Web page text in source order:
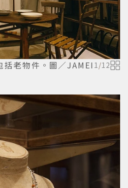
括老物件。圖／JAMEI 1/12